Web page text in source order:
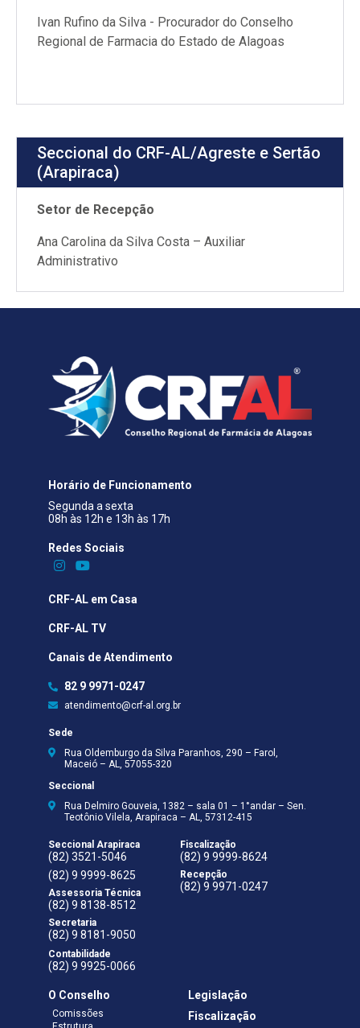
Ivan Rufino da Silva - Procurador do Conselho
Regional de Farmacia do Estado de Alagoas
Seccional do CRF-AL/Agreste e Sertão
(Arapiraca)
Setor de Recepção
Ana Carolina da Silva Costa – Auxiliar
Administrativo
Horário de Funcionamento
Segunda a sexta
08h às 12h e 13h às 17h
Redes Sociais​
CRF-AL em Casa
CRF-AL TV
Canais de Atendimento
82 9 9971-0247
atendimento@crf-al.org.br
Sede
Rua Oldemburgo da Silva Paranhos, 290 – Farol,
Maceió – AL, 57055-320
Seccional
Rua Delmiro Gouveia, 1382 – sala 01 – 1°andar – Sen.
Teotônio Vilela, Arapiraca – AL, 57312-415
Seccional Arapiraca
(82) 3521-5046
(82) 9 9999-8625
Assessoria Técnica
(82) 9 8138-8512
Secretaria
(82) 9 8181-9050
Contabilidade
(82) 9 9925-0066
Fiscalização
(82) 9 9999-8624
Recepção
(82) 9 9971-0247
O Conselho
Comissões
Legislação
Fiscalização